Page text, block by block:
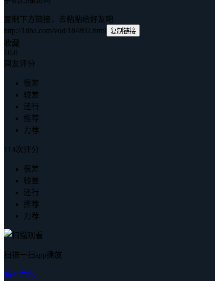
复制下方链接，去粘贴给好友吧
http://18ha.com/vod/184892.html 复制链接
收藏
10.0
网友评分
很差
较差
还行
推荐
力荐
114次评分
很差
较差
还行
推荐
力荐
扫描一扫app播放
简介角色